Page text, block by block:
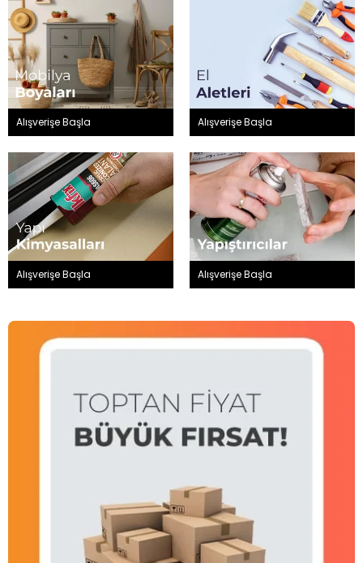
Alışverişe Başla Alışverişe Başla
Alışverişe Başla Alışverişe Başla